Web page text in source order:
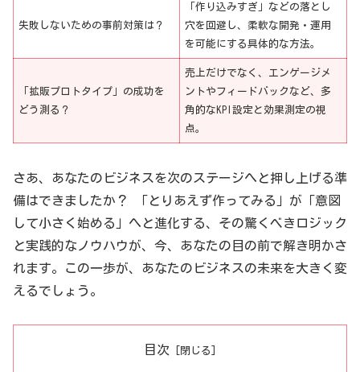
失敗しないための事前対策は？
「作り込みすぎ」などの落とし
穴を回避し、柔軟な開発・運用
を可能にする具体的な方法。
「拡販プロトタイプ」の成功を
どう測る？
売上だけでなく、エンゲージメ
ントやフィードバックなど、多
角的なKPI設定と効果測定の視
点。
さあ、あなたのビジネスを次のステージへと押し上げる準
備はできましたか？ 「とりあえず作ってみる」が「意図
して小さく始める」へと進化する、その驚くべきロジック
と実践的なノウハウが、今、あなたの目の前で解き明かさ
れます。この一歩が、あなたのビジネスの未来を大きく変
えるでしょう。
目次